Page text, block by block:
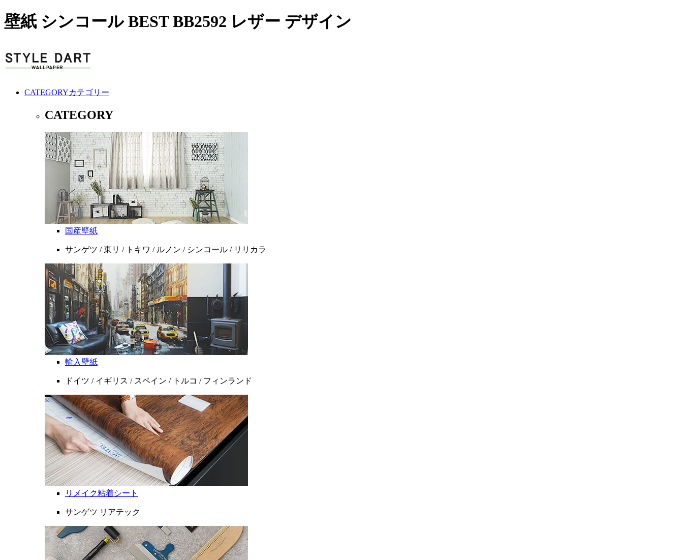
壁紙 シンコール BEST BB2592 レザー デザイン
CATEGORYカテゴリー
CATEGORY
国産壁紙
サンゲツ / 東リ / トキワ / ルノン / シンコール / リリカラ
輸入壁紙
ドイツ / イギリス / スペイン / トルコ / フィンランド
リメイク粘着シート
サンゲツ リアテック